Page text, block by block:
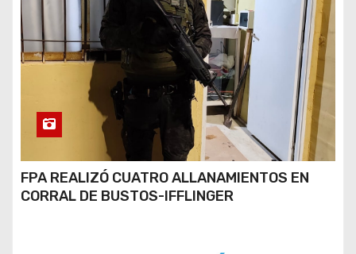
FPA REALIZÓ CUATRO ALLANAMIENTOS EN
CORRAL DE BUSTOS-IFFLINGER